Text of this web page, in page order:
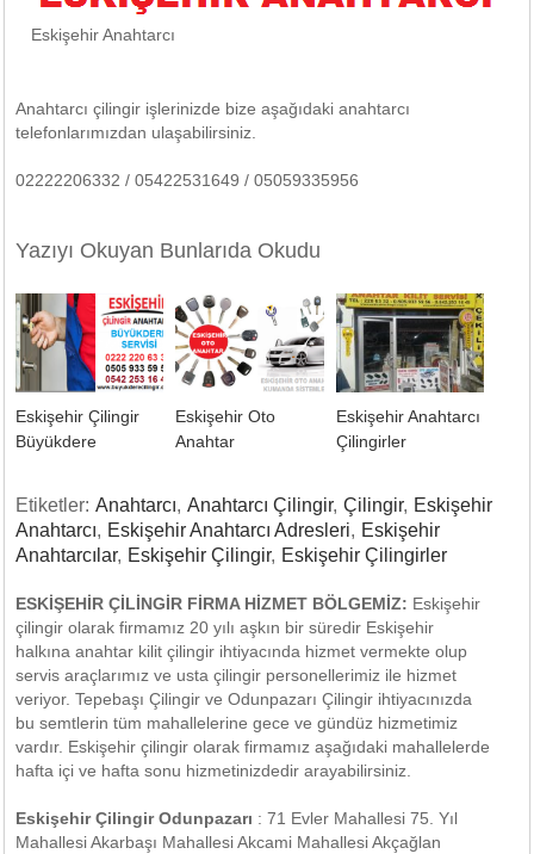
Eskişehir Anahtarcı
Anahtarcı çilingir işlerinizde bize aşağıdaki anahtarcı
telefonlarımızdan ulaşabilirsiniz.
02222206332 / 05422531649 / 05059335956
Yazıyı Okuyan Bunlarıda Okudu
Eskişehir Çilingir
Büyükdere
Eskişehir Oto
Anahtar
Eskişehir Anahtarcı
Çilingirler
Etiketler: Anahtarcı, Anahtarcı Çilingir, Çilingir, Eskişehir
Anahtarcı, Eskişehir Anahtarcı Adresleri, Eskişehir
Anahtarcılar, Eskişehir Çilingir, Eskişehir Çilingirler
ESKİŞEHİR ÇİLİNGİR FİRMA HİZMET BÖLGEMİZ: Eskişehir
çilingir olarak firmamız 20 yılı aşkın bir süredir Eskişehir
halkına anahtar kilit çilingir ihtiyacında hizmet vermekte olup
servis araçlarımız ve usta çilingir personellerimiz ile hizmet
veriyor. Tepebaşı Çilingir ve Odunpazarı Çilingir ihtiyacınızda
bu semtlerin tüm mahallelerine gece ve gündüz hizmetimiz
vardır. Eskişehir çilingir olarak firmamız aşağıdaki mahallelerde
hafta içi ve hafta sonu hizmetinizdedir arayabilirsiniz.
Eskişehir Çilingir Odunpazarı : 71 Evler Mahallesi 75. Yıl
Mahallesi Akarbaşı Mahallesi Akcami Mahallesi Akçağlan